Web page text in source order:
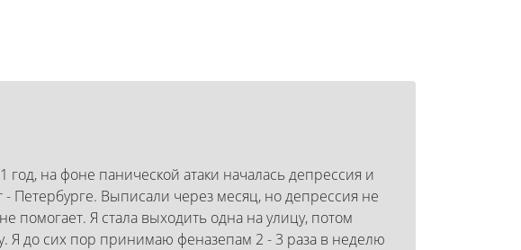
на фоне панической атаки началась депрессия и
Петербурге. Выписали через месяц, но депрессия не
помогает. Я стала выходить одна на улицу, потом
Я до сих пор принимаю феназепам 2 - 3 раза в неделю